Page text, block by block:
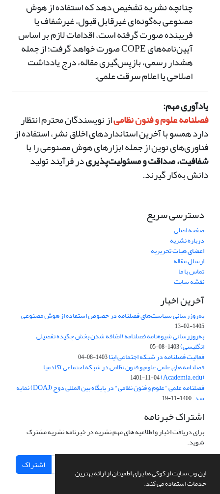
این وب سایت از کوکی ها برای اطمینان از ارائه بهترین
خدمات استفاده می کند.
چنانچه نشریه تشخیص دهد که استفاده از هوش
مصنوعی به‌گونه‌ای غیرقابل قبول، غیرشفاف یا
فریبنده صورت گرفته است، اقدامات لازم بر اساس
آیین‌نامه‌های COPE صورت خواهد گرفت؛ از جمله
هشدار رسمی، بازپس‌گیری مقاله، درج یادداشت
اصلاحی یا اعلام سرقت علمی.
یادآوری مهم:
فصلنامه علوم و فنون نظامیاز نویسندگان محترم انتظار
دارد همسو با آخرین استانداردهای اخلاق نشر، استفاده از
فناوری‌های نوین از جمله ابزارهای هوش مصنوعی را با
شفافیت، صداقت و مسئولیت‌پذیریدر فرآیند تولید
دانش به‌کار گیرند.
دسترسی سریع
صفحه اصلی
درباره نشریه
اعضای هیات تحریریه
ارسال مقاله
تماس با ما
نقشه سایت
آخرین اخبار
به‌روزرسانی سیاست‌های فصلنامه در خصوص استفاده از هوش مصنوعی
1405-02-13
به‌روزرسانی شیوه‌نامه فصلنامه (اضافه شدن بخش چکیده تفصیلی
انگلیسی)1403-08-05
فعالیت فصلنامه در شبکه اجتماعی ایتا1403-08-04
فصلنامه های علمی علوم و فنون نظامی در شبکه اجتماعی آکادمیا
(Academia.edu)
1401-11-04
فصلنامه علمی "علوم و فنون نظامی" در پایگاه بین المللی دوج (DOAJ) نمایه
شد.1400-11-19
اشتراک خبرنامه
برای دریافت اخبار و اطلاعیه های مهم نشریه در خبرنامه نشریه مشترک
شوید.
اشتراک